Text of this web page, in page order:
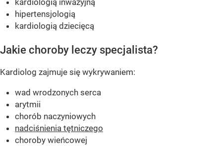
hipertensjologią
kardiologią dziecięcą
Jakie choroby leczy specjalista?
Kardiolog zajmuje się wykrywaniem:
wad wrodzonych serca
arytmii
chorób naczyniowych
nadciśnienia tętniczego
choroby wieńcowej